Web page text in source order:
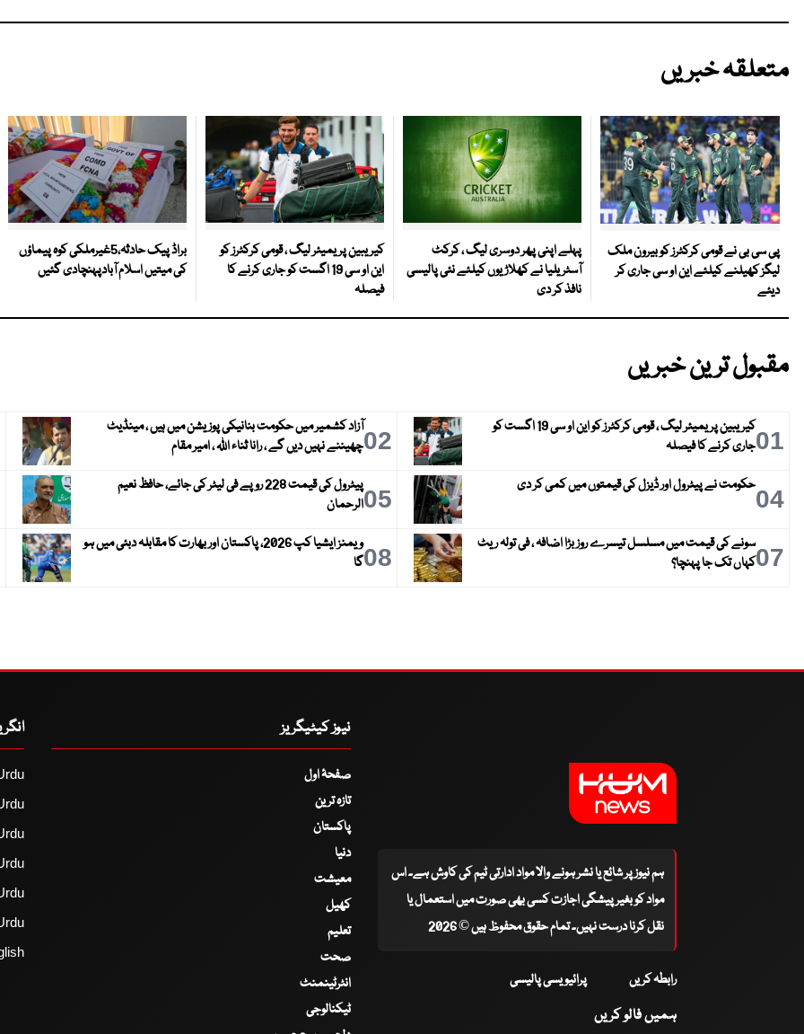
متعلقہ خبریں
پی سی بی نے قومی کرکٹرز کو بیرون ملک
لیگز کھیلنے کیلئے این او سی جاری کر
دیئے
پہلے اپنی پھر دوسری لیگ ، کرکٹ
آسٹریلیا نے کھلاڑیوں کیلئے نئی پالیسی
نافذ کر دی
کیریبین پریمیئر لیگ ، قومی کرکٹرز کو
این او سی 19 اگست کو جاری کرنے کا
فیصلہ
براڈ پیک حادثہ،5غیرملکی کوہ پیماؤں
کی میتیں اسلام آبادپہنچادی گئیں
مقبول ترین خبریں
01
کیریبین پریمیئر لیگ ، قومی کرکٹرز کو این او سی 19 اگست کو
جاری کرنے کا فیصلہ
02آزاد کشمیر میں حکومت بنانیکی پوزیشن میں ہیں ، مینڈیٹ
چھیننے نہیں دیں گے ، رانا ثناء اللہ ، امیر مقام
04حکومت نے پیٹرول اور ڈیزل کی قیمتوں میں کمی کر دی 05
پیٹرول کی قیمت 228 روپے فی لیٹر کی جائے، حافظ نعیم
الرحمان
07سونے کی قیمت میں مسلسل تیسرے روز بڑا اضافہ ، فی تولہ ریٹ
کہاں تک جا پہنچا؟
08
ویمنز ایشیا کپ 2026، پاکستان اور بھارت کا مقابلہ دبئی میں ہو
گا
ہم نیوز پر شائع یا نشر ہونے والا مواد ادارتی ٹیم کی کاوش ہے۔ اس
مواد کو بغیر پیشگی اجازت کسی بھی صورت میں استعمال یا
نقل کرنا درست نہیں۔ تمام حقوق محفوظ ہیں © 2026
رابطہ کریں پرائیویسی پالیسی
ہمیں فالو کریں
نیوز کیٹیگریز
صفحۂ اول
تازہ ترین
پاکستان
دنیا
معیشت
کھیل
تعلیم
صحت
انٹرٹینمنٹ
ٹیکنالوجی